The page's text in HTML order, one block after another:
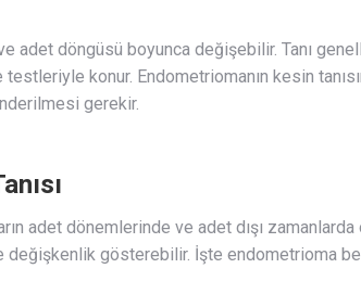
adet döngüsü boyunca değişebilir. Tanı
konur. Endometriomanın kesin
gerekir.
adet dönemlerinde ve adet dışı zamanlarda
değişkenlik gösterebilir. İşte endometrioma